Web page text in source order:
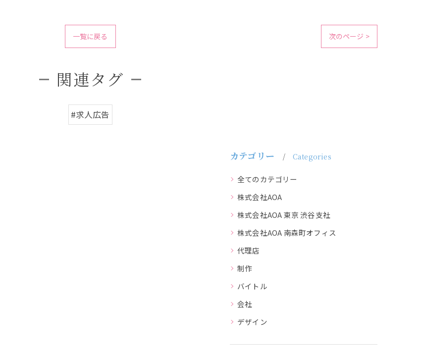
一覧に戻る 次のページ >
関連タグ
#求人広告
カテゴリー Categories
全てのカテゴリー
株式会社AOA
株式会社AOA 東京 渋谷支社
株式会社AOA 南森町オフィス
代理店
制作
バイトル
会社
デザイン